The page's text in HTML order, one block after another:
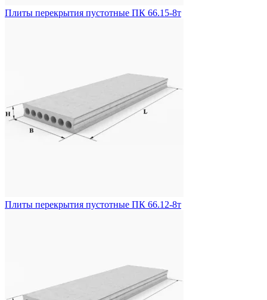
Плиты перекрытия пустотные ПК 66.15-8т
Плиты перекрытия пустотные ПК 66.12-8т